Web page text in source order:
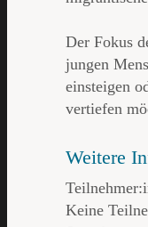
Der Fokus
jungen
einsteigen
vertiefen
Weitere
Keine